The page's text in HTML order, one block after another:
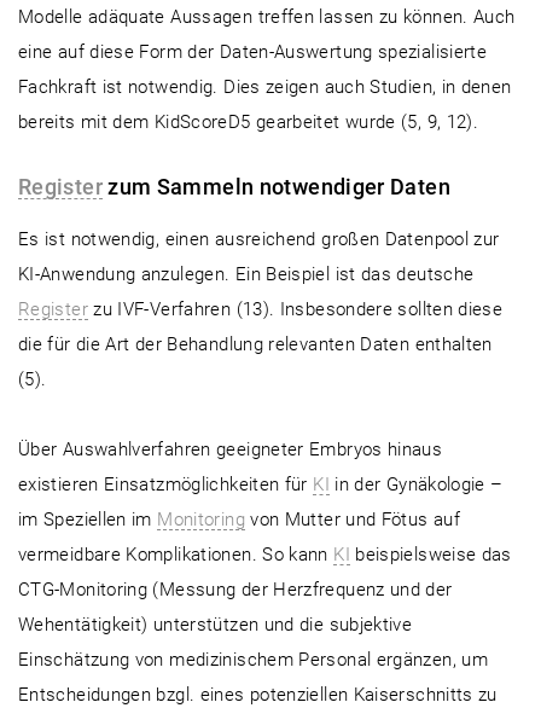
Modelle adäquate Aussagen treffen lassen zu können. Auch
eine auf diese Form der Daten-Auswertung spezialisierte
Fachkraft ist notwendig. Dies zeigen auch Studien, in denen
bereits mit dem KidScoreD5 gearbeitet wurde (5, 9, 12).
Registerzum Sammeln notwendiger Daten
Es ist notwendig, einen ausreichend großen Datenpool zur
KI-Anwendung anzulegen. Ein Beispiel ist das deutsche
Registerzu IVF-Verfahren (13). Insbesondere sollten diese
die für die Art der Behandlung relevanten Daten enthalten
(5).
Über Auswahlverfahren geeigneter Embryos hinaus
existieren Einsatzmöglichkeiten für KI in der Gynäkologie –
im Speziellen im Monitoring von Mutter und Fötus auf
vermeidbare Komplikationen. So kann KI beispielsweise das
CTG-Monitoring (Messung der Herzfrequenz und der
Wehentätigkeit) unterstützen und die subjektive
Einschätzung von medizinischem Personal ergänzen, um
Entscheidungen bzgl. eines potenziellen Kaiserschnitts zu